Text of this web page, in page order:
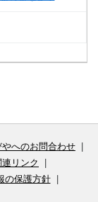
やへのお問合わせ
連リンク
の保護方針|